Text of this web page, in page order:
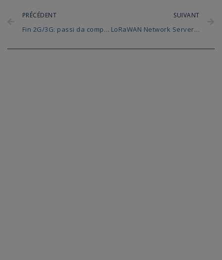
PRÉCÉDENT
Fin 2G/3G: passi da compiere per i progetti IoT
SUIVANT
LoRaWAN Network Server (LNS): Gli elementi essenziali da sapere (FAQ)